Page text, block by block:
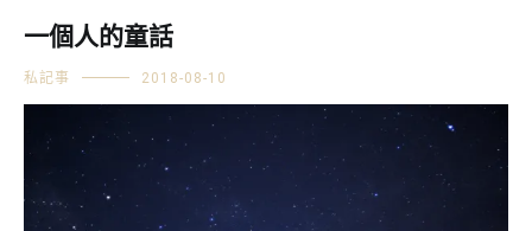
一個人的童話
私記事 2018-08-10